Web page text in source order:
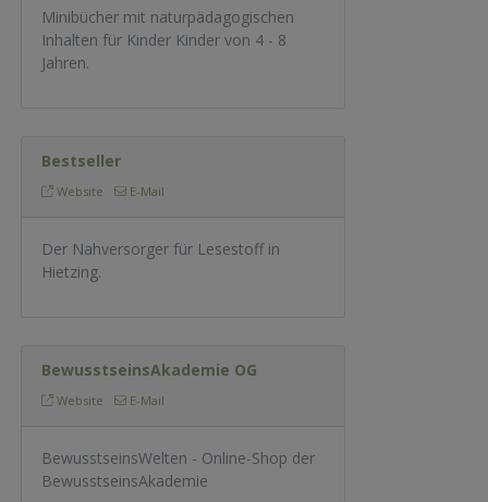
Minibücher mit naturpädagogischen
Inhalten für Kinder Kinder von 4 - 8
Jahren.
Bestseller
Website E-Mail
Der Nahversorger für Lesestoff in
Hietzing.
BewusstseinsAkademie OG
Website E-Mail
BewusstseinsWelten - Online-Shop der
BewusstseinsAkademie